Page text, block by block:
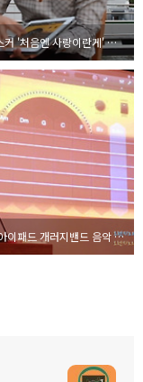
버스커버스커 '처음엔 사랑이란게' 기타연주를 아이패드로
오렌지노 아이패드 개러지밴드 음악 연주 강연 동영상 - 1st 애교Day 中